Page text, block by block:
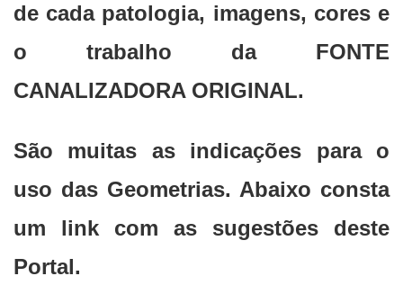
de cada patologia, imagens, cores e
o trabalho da FONTE
CANALIZADORA ORIGINAL.
São muitas as indicações para o
uso das Geometrias. Abaixo consta
um link com as sugestões deste
Portal.